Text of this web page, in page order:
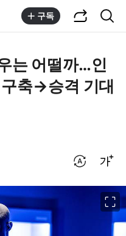
구독
는 어떨까…인
축→승격 기대